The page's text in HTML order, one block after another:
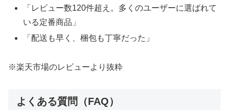
「レビュー数120件超え。多くのユーザーに選ばれて
いる定番商品」
「配送も早く、梱包も丁寧だった」
※楽天市場のレビューより抜粋
よくある質問（FAQ）